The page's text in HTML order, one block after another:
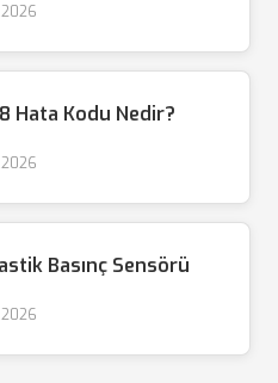
Hata Kodu Nedir?
Basınç Sensörü